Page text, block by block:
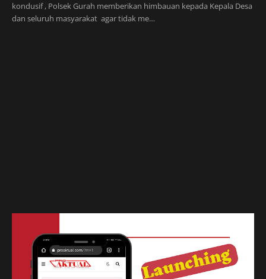
kondusif , Polsek Gurah memberikan himbauan kepada Kepala Desa
dan seluruh masyarakat agar tidak me…